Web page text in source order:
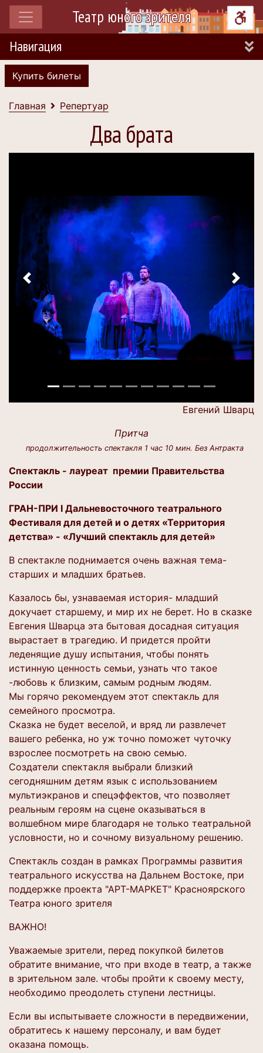
Театр юного зрителя
Навигация
Купить билеты
Главная Репертуар
Два брата
Назад
Евгений Шварц
Притча
продолжительность спектакля 1 час 10 мин. Без Антракта
Спектакль - лауреат премии Правительства
России
ГРАН-ПРИ I Дальневосточного театрального
Фестиваля для детей и о детях «Территория
детства» - «Лучший спектакль для детей»
В спектакле поднимается очень важная тема-
старших и младших братьев.
Казалось бы, узнаваемая история- младший
докучает старшему, и мир их не берет. Но в сказке
Евгения Шварца эта бытовая досадная ситуация
вырастает в трагедию. И придется пройти
леденящие душу испытания, чтобы понять
истинную ценность семьи, узнать что такое
-любовь к близким, самым родным людям.
Мы горячо рекомендуем этот спектакль для
семейного просмотра.
Сказка не будет веселой, и вряд ли развлечет
вашего ребенка, но уж точно поможет чуточку
взрослее посмотреть на свою семью.
Создатели спектакля выбрали близкий
сегодняшним детям язык с использованием
мультиэкранов и спецэффектов, что позволяет
реальным героям на сцене оказываться в
волшебном мире благодаря не только театральной
условности, но и сочному визуальному решению.
Спектакль создан в рамках Программы развития
театрального искусства на Дальнем Востоке, при
поддержке проекта "АРТ-МАРКЕТ" Красноярского
Театра юного зрителя
ВАЖНО!
Уважаемые зрители, перед покупкой билетов
обратите внимание, что при входе в театр, а также
в зрительном зале. чтобы пройти к своему месту,
необходимо преодолеть ступени лестницы.
Если вы испытываете сложности в передвижении,
обратитесь к нашему персоналу, и вам будет
оказана помощь.